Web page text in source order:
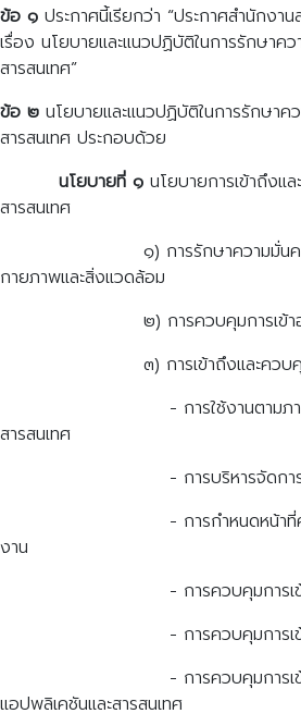
ข้อ ๑ ประกาศนี้เรียกว่า “ประกาศสำนักงา
เรื่อง นโยบายและแนวปฏิบัติในการรักษาค
สารสนเทศ”
ข้อ ๒ นโยบายและแนวปฏิบัติในการรักษา
สารสนเทศ ประกอบด้วย
นโยบายที่ ๑ นโยบายการเข้าถึงแ
สารสนเทศ
๑) การรักษาความมั่นคงปล
กายภาพและสิ่งแวดล้อม
๒) การควบคุมการเข้าออกห้
๓) การเข้าถึงและควบคุมการ
- การใช้งานตามภารกิจเพื่
สารสนเทศ
- การบริหารจัดการการเข้
- การกำหนดหน้าที่ความรั
งาน
- การควบคุมการเข้าถึง
- การควบคุมการเข้าถึงร
- การควบคุมการเข้าถึงโป
แอปพลิเคชันและสารสนเทศ